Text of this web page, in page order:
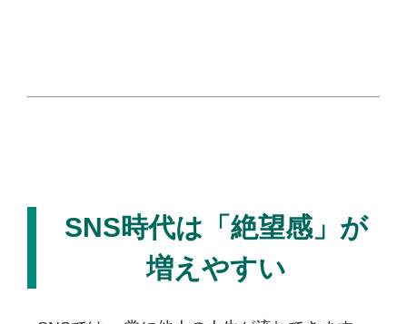
SNS時代は「絶望感」が
増えやすい